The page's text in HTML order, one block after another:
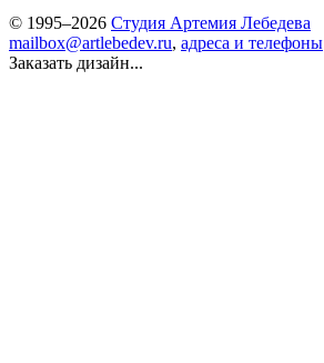
© 1995–2026 Студия Артемия Лебедева
mailbox@artlebedev.ru, адреса и телефоны
Заказать дизайн...